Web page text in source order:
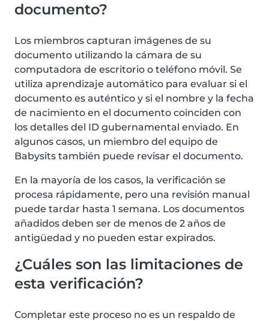
documento?
Los miembros capturan imágenes de su
documento utilizando la cámara de su
computadora de escritorio o teléfono móvil. Se
utiliza aprendizaje automático para evaluar si el
documento es auténtico y si el nombre y la fecha
de nacimiento en el documento coinciden con
los detalles del ID gubernamental enviado. En
algunos casos, un miembro del equipo de
Babysits también puede revisar el documento.
En la mayoría de los casos, la verificación se
procesa rápidamente, pero una revisión manual
puede tardar hasta 1 semana. Los documentos
añadidos deben ser de menos de 2 años de
antigüedad y no pueden estar expirados.
¿Cuáles son las limitaciones de
esta verificación?
Completar este proceso no es un respaldo de